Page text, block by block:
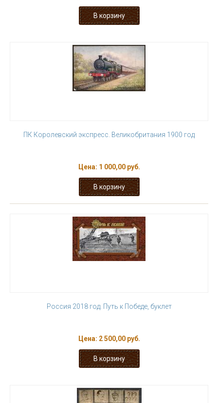
ПК Королевский экспресс. Великобритания 1900 год
Цена: 1 000,00 руб.
Россия 2018 год. Путь к Победе, буклет
Цена: 2 500,00 руб.